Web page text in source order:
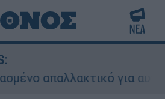
απαλλακτικό για αυτήν»: